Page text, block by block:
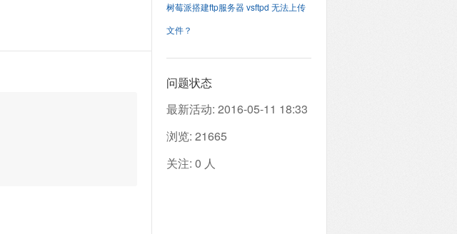
树莓派搭建ftp服务器 vsftpd 无法上传
文件？
问题状态
最新活动: 2016-05-11 18:33
浏览: 21665
关注: 0 人